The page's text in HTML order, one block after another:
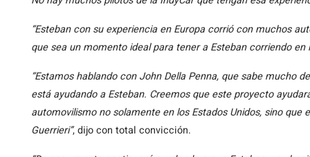
“Esteban con su experiencia en Europa corrió con muchos
que sea un momento ideal para tener a Esteban corriendo en
“Estamos hablando con John Della Penna, que sabe mucho
está ayudando a Esteban. Creemos que este proyecto
automovilismo no solamente en los Estados Unidos, sino
Guerrieri”, dijo con total convicción.